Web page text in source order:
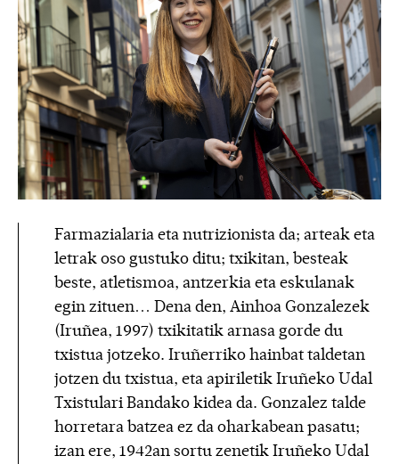
Farmazialaria eta nutrizionista da; arteak eta
letrak oso gustuko ditu; txikitan, besteak
beste, atletismoa, antzerkia eta eskulanak
egin zituen… Dena den, Ainhoa Gonzalezek
(Iruñea, 1997) txikitatik arnasa gorde du
txistua jotzeko. Iruñerriko hainbat taldetan
jotzen du txistua, eta apiriletik Iruñeko Udal
Txistulari Bandako kidea da. Gonzalez talde
horretara batzea ez da oharkabean pasatu;
izan ere, 1942an sortu zenetik Iruñeko Udal